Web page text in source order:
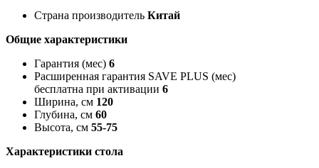
Страна производитель Китай
Общие характеристики
Гарантия (мес) 6
Расширенная гарантия SAVE PLUS (мес)
бесплатна при активации 6
Ширина, см 120
Глубина, см 60
Высота, см 55-75
Характеристики стола